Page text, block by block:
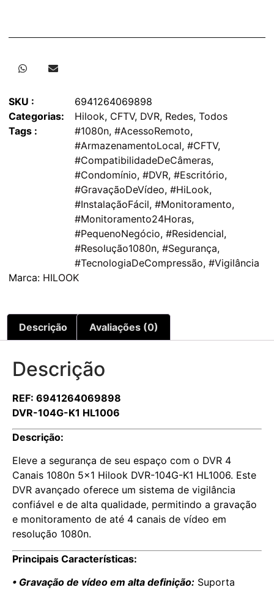
SKU :
6941264069898
Categorias:
Hilook, CFTV, DVR, Redes, Todos
Tags :
#1080n, #AcessoRemoto,
#ArmazenamentoLocal, #CFTV,
#CompatibilidadeDeCâmeras,
#Condomínio, #DVR, #Escritório,
#GravaçãoDeVídeo, #HiLook,
#InstalaçãoFácil, #Monitoramento,
#Monitoramento24Horas,
#PequenoNegócio, #Residencial,
#Resolução1080n, #Segurança,
#TecnologiaDeCompressão, #Vigilância
Marca: HILOOK
Descrição Avaliações (0)
Descrição
REF: 6941264069898
DVR-104G-K1 HL1006
Descrição:
Eleve a segurança de seu espaço com o DVR 4
Canais 1080n 5×1 Hilook DVR-104G-K1 HL1006. Este
DVR avançado oferece um sistema de vigilância
confiável e de alta qualidade, permitindo a gravação
e monitoramento de até 4 canais de vídeo em
resolução 1080n.
Principais Características:
• Gravação de vídeo em alta definição: Suporta